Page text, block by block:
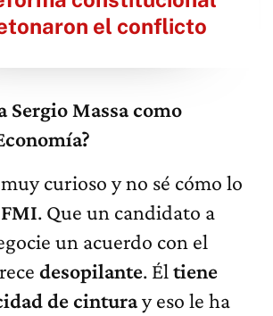
el conflicto
Sergio Massa como
curioso y no sé cómo lo
FMI. Que un candidato a
un acuerdo con el
desopilante. Él tiene
de cinturay eso le ha